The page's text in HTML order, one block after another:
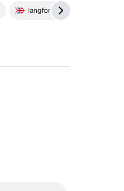
langformula.ru